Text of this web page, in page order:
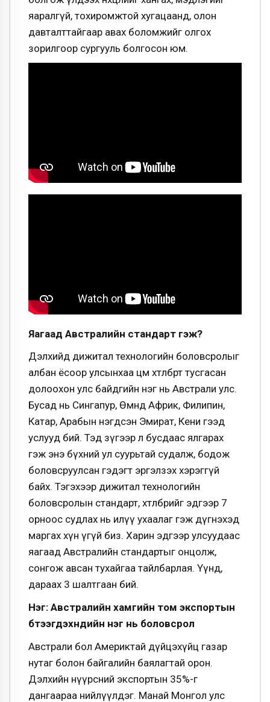
яаралгүй, тохиромжтой хугацаанд, олон
давталттайгаар авах боломжийг олгох
зорилгоор сургууль болгосон юм.
Яагаад Австралийн стандарт гэж?
Дэлхийд дижитал технологийн боловсролыг
албан ёсоор улсынхаа цөм хөтөлбөрт тусгасан
долоохон улс байдгийн нэг нь Австрали улс.
Бусад нь Сингапур, Өмнөд Африк, Филипин,
Катар, Арабын нэгдсэн Эмират, Кени гээд
услууд бий. Тэд зүгээр л бусдаас ялгарах
гэж энэ бүхний ул суурьтай судалж, бодож
боловсруулсан гэдэгт эргэлзэх хэрэггүй
байх. Тэгэхээр дижитал технологийн
боловсролын стандарт, хөтөлбөрийг эдгээр 7
орноос судлах нь илүү ухаалаг гэж дүгнэхэд
маргах хүн үгүй биз. Харин эдгээр улсуудаас
яагаад Австралийн стандартыг онцолж,
сонгож авсан тухайгаа тайлбарлая. Үүнд,
дараах 3 шалтгаан бий.
Нэг: Австралийн хамгийн том экспортын
бүтээгдэхүүнүүдийн нэг нь боловсрол
Австрали бол Америктай дүйцэхүйц газар
нутаг болон байгалийн баялагтай орон.
Дэлхийн нүүрсний экспортын 35%-г
дангаараа нийлүүлдэг. Манай Монгол улс